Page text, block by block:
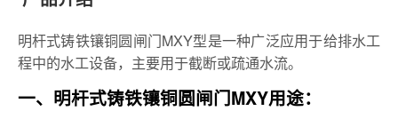
明杆式铸铁镶铜圆闸门MXY型是一种广泛应用于给排水工
程中的水工设备，主要用于截断或疏通水流。
一、明杆式铸铁镶铜圆闸门MXY用途：